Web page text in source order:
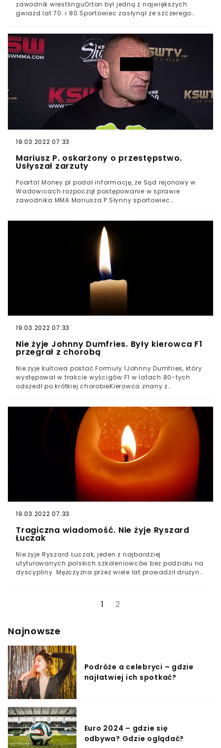
zawodnik wrestlinguOrton był jedną z największych
gwiazd lat 70. i 80.Sportowiec zasłynął ze szczerego
razie nie ujawniono przyczyny śmierci uwielbianego
sportowcaNie żyje Barry Orton, były wrestler, osobowość
telewizyjna i wujek jednego z najbardziej popularnych
zawodników WWE Randy’ego Ortona. Zmarły nagle
legendarny sportowiec miał tylko 62 lata. Stany
Zjednoczone do dziś pamiętają jego występy, a także
koszmar, który przeżywał u szczytu sławy.
19.03.2022 07:33
Mariusz P. oskarżony o przestępstwo.
Usłyszał zarzuty
Poartal Money.pl podał informację, że Sąd rejonowy w
Wadowicach rozpoczął postępowanie w sprawie
zawodnika MMA Mariusza P.Słynny sportowiec
sprawySąd rejonowy w Wadowicach rozpoczął
postępowanie, w którym oskarżony jest Mariusz P.,
słynny zawodnik MMA. Sportowiec oskarżony jest o
przywłaszczenie cudzego mienia. W 2018 roku miał
dopuścić się wejścia na teren jednego z hosteli, zajęcia
pokoi i zabrania ruchomości należących do właściciela
19.03.2022 07:33
Nie żyje Johnny Dumfries. Były kierowca F1
przegrał z chorobą
Nie żyje kultowa postać Formuły 1Johnny Dumfries, który
występował w trakcie wyścigów F1 w latach 80-tych
odszedł po krótkiej chorobieKierowca znany z
który występował w barwach Lotusa w latach 80.
,przegrał walkę o swoje zdrowie. Kierowca, który był
szkockim arystokratą, a nawet przedstawicielem
swojego rodu w brytyjskiej Izbie Lordów miał 62 lata.
19.03.2022 07:33
Tragiczna wiadomość. Nie żyje Ryszard
Łuczak
Nie żyje Ryszard Łuczak, jeden z najbardziej
utytułowanych polskich szkoleniowców bez podziału na
dyscypliny. Mężczyzna przez wiele lat prowadził drużynę
drugiego trenera, który pracuje z jedną drużyną aż tak
Wielkopolskim potwierdził, że jest znakomitym
szkoleniowcem, który świetnie radzi sobie z wieloma
Sport ten, choć nie jest w Polsce bardzo popularny,
cieszył się niemałym zainteresowaniem w Gorzowie.
Wszystko dzięki sukcesom zawodników Stilonu, którzy
przez okres pracy Łuczaka w klubie zdobyli aż
dwadzieścia sześć trofeów.Dziś dotarły do nas
tragiczne wiadomości. Dowiedzieliśmy się, że Ryszard
Łuczak zmarł w wieku 87 lat w Gorzowie Wielkopolskim.
1 2
Najnowsze
Podróże a celebryci – gdzie
najłatwiej ich spotkać?
Euro 2024 – gdzie się
odbywa? Gdzie oglądać?